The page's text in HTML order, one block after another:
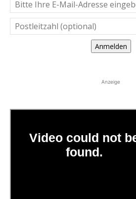
Anmelden
Anzeige